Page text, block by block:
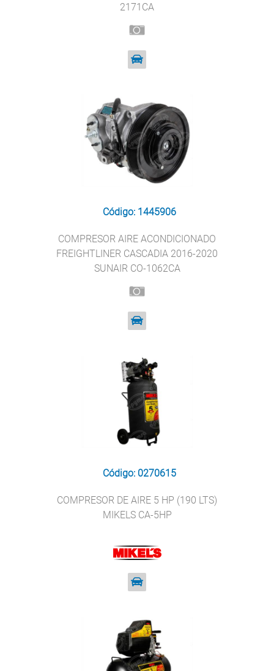
2171CA
Código: 1445906
COMPRESOR AIRE ACONDICIONADO
FREIGHTLINER CASCADIA 2016-2020
SUNAIR CO-1062CA
Código: 0270615
COMPRESOR DE AIRE 5 HP (190 LTS)
MIKELS CA-5HP